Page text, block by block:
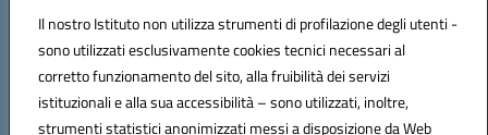
Il nostro Istituto non utilizza strumenti di profilazione degli utenti -
sono utilizzati esclusivamente cookies tecnici necessari al
corretto funzionamento del sito, alla fruibilità dei servizi
istituzionali e alla sua accessibilità – sono utilizzati, inoltre,
strumenti statistici anonimizzati messi a disposizione da Web
Codice fiscale: 93063510619
Codice meccanografico:CEIS014005
Codice Indice delle Pubbliche Amministrazioni (IPA): istsc_ceis014005
Codice unico di fatturazione (CUF): UOU8EW